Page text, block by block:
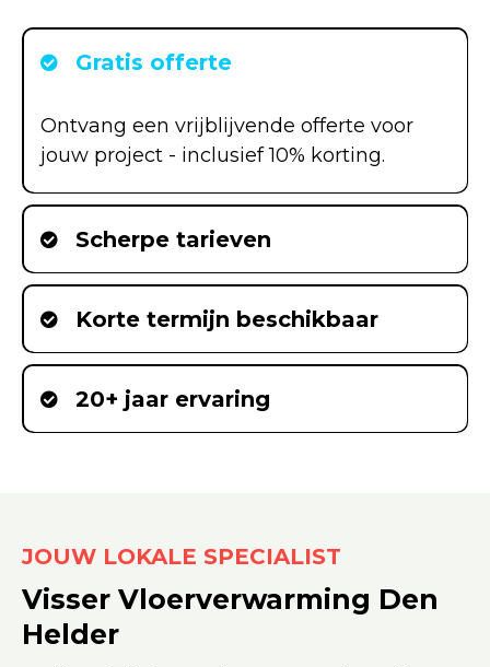
Gratis offerte
Ontvang een vrijblijvende offerte voor
jouw project - inclusief 10% korting.
Scherpe tarieven
Korte termijn beschikbaar
20+ jaar ervaring
JOUW LOKALE SPECIALIST
Visser Vloerverwarming Den
Helder